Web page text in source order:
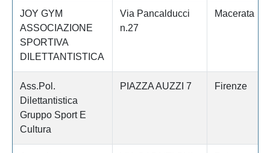
JOY GYM
ASSOCIAZIONE
SPORTIVA
DILETTANTISTICA
Via Pancalducci
n.27
Macerata
Ass.Pol.
Dilettantistica
Gruppo Sport E
Cultura
PIAZZA AUZZI 7 Firenze